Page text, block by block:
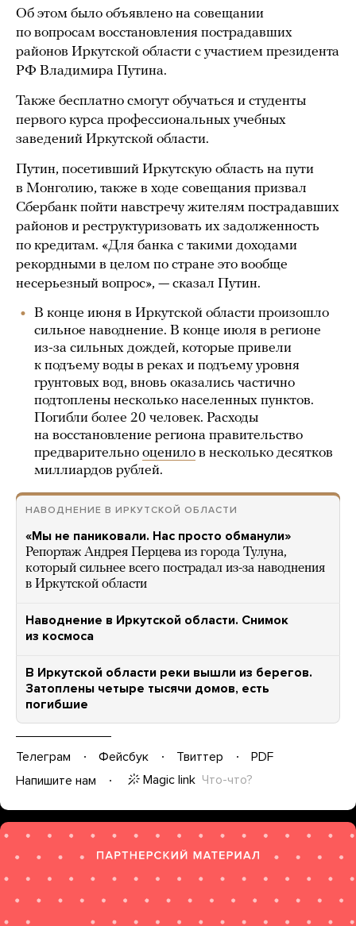
Об этом было объявлено на совещании
по вопросам восстановления пострадавших
районов Иркутской области с участием президента
РФ Владимира Путина.
Также бесплатно смогут обучаться и студенты
первого курса профессиональных учебных
заведений Иркутской области.
Путин, посетивший Иркутскую область на пути
в Монголию, также в ходе совещания призвал
Сбербанк пойти навстречу жителям пострадавших
районов и реструктуризовать их задолженность
по кредитам. «Для банка с такими доходами
рекордными в целом по стране это вообще
несерьезный вопрос», — сказал Путин.
В конце июня в Иркутской области произошло
сильное наводнение. В конце июля в регионе
из-за сильных дождей, которые привели
к подъему воды в реках и подъему уровня
грунтовых вод, вновь оказались частично
подтоплены несколько населенных пунктов.
Погибли более 20 человек. Расходы
на восстановление региона правительство
предварительно оценило в несколько десятков
миллиардов рублей.
НАВОДНЕНИЕ В ИРКУТСКОЙ ОБЛАСТИ
«Мы не паниковали. Нас просто обманули»
Репортаж Андрея Перцева из города Тулуна,
который сильнее всего пострадал из-за наводнения
в Иркутской области
Наводнение в Иркутской области. Снимок
из космоса
В Иркутской области реки вышли из берегов.
Затоплены четыре тысячи домов, есть
погибшие
Телеграм Фейсбук Твиттер
PDF
Напишите нам
Magic link Что-что?